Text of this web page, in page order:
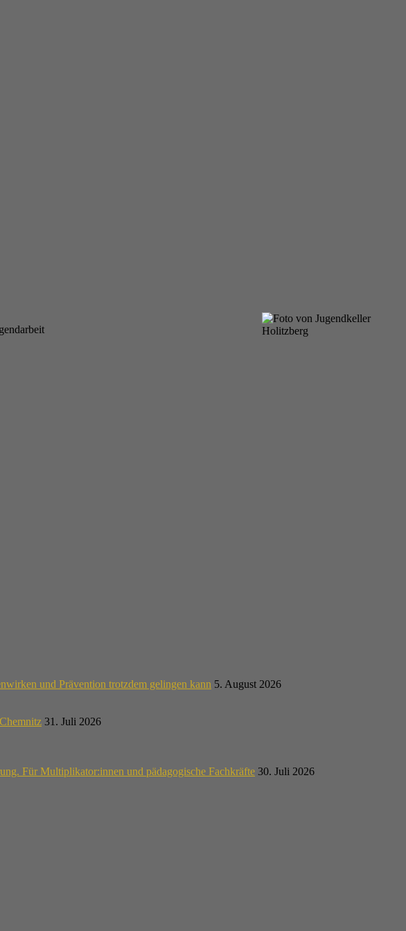
und Prävention trotzdem gelingen kann 5. August 2026
31. Juli 2026
Für Multiplikator:innen und pädagogische Fachkräfte 30. Juli 2026